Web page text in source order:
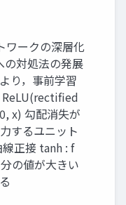
ワークの深層化
対処法の発展
り，事前学習
ReLU(rectified
x) 勾配消失が
するユニット
正接 tanh : f
の値が大きい